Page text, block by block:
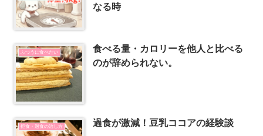
なる時
ふつうに食べたい
食べる量・カロリーを他人と比べる
のが辞められない。
拒食・過食の治し方 過食が激減！豆乳ココアの経験談